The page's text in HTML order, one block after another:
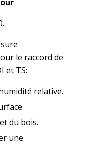
le raccord de
et TS:
relative.
du bois.
une